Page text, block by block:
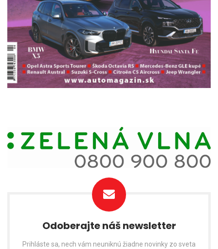
Odoberajte náš newsletter
Prihláste sa, nech vám neuniknú žiadne novinky zo sveta